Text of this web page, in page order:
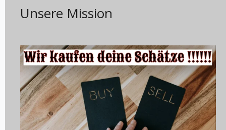
Unsere Mission